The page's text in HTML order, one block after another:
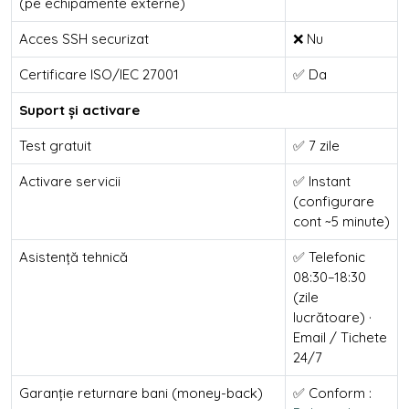
Acces SSH securizat ❌ Nu
Certificare ISO/IEC 27001 ✅ Da
Suport și activare
Test gratuit ✅ 7 zile
Activare servicii
✅ Instant
(configurare
cont ~5 minute)
Asistență tehnică
✅ Telefonic
08:30–18:30
(zile
lucrătoare) ·
Email / Tichete
24/7
Garanție returnare bani (money-back)
✅ Conform :